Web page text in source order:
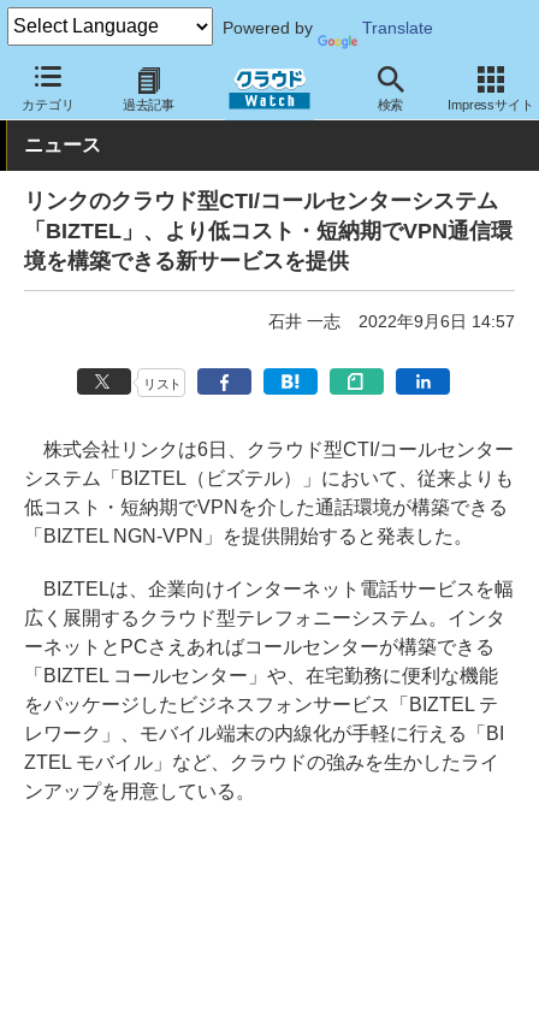
Powered by Translate
カテゴリ 過去記事 検索 Impressサイト
クラウド Watch ネットワーク 通信インフラ
ニュース
リンクのクラウド型CTI/コールセンターシステム
「BIZTEL」、より低コスト・短納期でVPN通信環
境を構築できる新サービスを提供
石井 一志 2022年9月6日 14:57
リスト
株式会社リンクは6日、クラウド型CTI/コールセンター
システム「BIZTEL（ビズテル）」において、従来よりも
低コスト・短納期でVPNを介した通話環境が構築できる
「BIZTEL NGN-VPN」を提供開始すると発表した。
BIZTELは、企業向けインターネット電話サービスを幅
広く展開するクラウド型テレフォニーシステム。インタ
ーネットとPCさえあればコールセンターが構築できる
「BIZTEL コールセンター」や、在宅勤務に便利な機能
をパッケージしたビジネスフォンサービス「BIZTEL テ
レワーク」、モバイル端末の内線化が手軽に行える「BI
ZTEL モバイル」など、クラウドの強みを生かしたライ
ンアップを用意している。